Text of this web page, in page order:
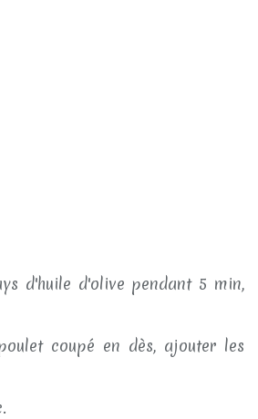
d'huile d'olive pendant 5 min,
coupé en dès, ajouter les